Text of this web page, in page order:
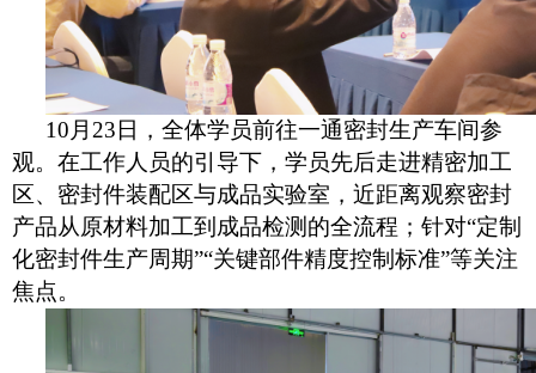
10月23日，全体学员前往一通密封生产车间参
观。在工作人员的引导下，学员先后走进精密加工
区、密封件装配区与成品实验室，近距离观察密封
产品从原材料加工到成品检测的全流程；针对“定制
化密封件生产周期”“关键部件精度控制标准”等关注
焦点。